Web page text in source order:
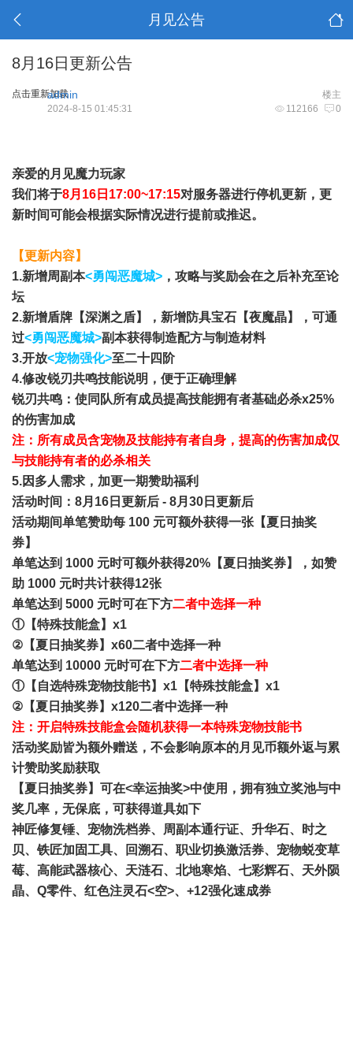
月见公告
8月16日更新公告
点击重新加载 楼主
admin
112166 0
2024-8-15 01:45:31
亲爱的月见魔力玩家
我们将于8月16日17:00~17:15对服务器进行停机更新，更
新时间可能会根据实际情况进行提前或推迟。
【更新内容】
1.新增周副本<勇闯恶魔城> ，攻略与奖励会在之后补充至论
坛
2.新增盾牌【深渊之盾】，新增防具宝石【夜魔晶】，可通
过<勇闯恶魔城>副本获得制造配方与制造材料
3.开放<宠物强化>至二十四阶
4.修改锐刃共鸣技能说明，便于正确理解
锐刃共鸣：使同队所有成员提高技能拥有者基础必杀x25%
的伤害加成
注：所有成员含宠物及技能持有者自身，提高的伤害加成仅
与技能持有者的必杀相关
5.因多人需求，加更一期赞助福利
活动时间：8月16日更新后 - 8月30日更新后
活动期间单笔赞助每 100 元可额外获得一张【夏日抽奖
券】
单笔达到 1000 元时可额外获得20%【夏日抽奖券】，如赞
助 1000 元时共计获得12张
单笔达到 5000 元时可在下方二者中选择一种
①【特殊技能盒】x1
②【夏日抽奖券】x60二者中选择一种
单笔达到 10000 元时可在下方二者中选择一种
①【自选特殊宠物技能书】x1【特殊技能盒】x1
②【夏日抽奖券】x120二者中选择一种
注：开启特殊技能盒会随机获得一本特殊宠物技能书
活动奖励皆为额外赠送，不会影响原本的月见币额外返与累
计赞助奖励获取
【夏日抽奖券】可在<幸运抽奖>中使用，拥有独立奖池与中
奖几率，无保底，可获得道具如下
神匠修复锤、宠物洗档券、周副本通行证、升华石、时之
贝、铁匠加固工具、回溯石、职业切换激活券、宠物蜕变草
莓、高能武器核心、天涟石、北地寒焰、七彩辉石、天外陨
晶、Q零件、红色注灵石<空>、+12强化速成券